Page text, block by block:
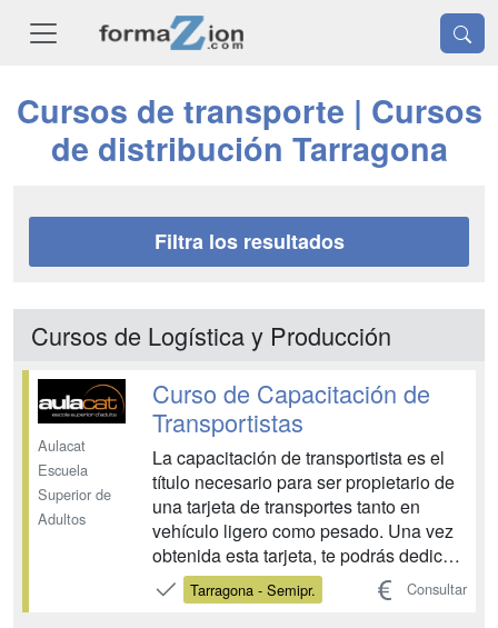
Cursos de transporte | Cursos
de distribución Tarragona
Filtra los resultados
Cursos de Logística y Producción
Aulacat
Escuela
Superior de
Adultos
Curso de Capacitación de
Transportistas
La capacitación de transportista es el
título necesario para ser propietario de
una tarjeta de transportes tanto en
vehículo ligero como pesado. Una vez
obtenida esta tarjeta, te podrás dedicar
a la actividad del transporte público de
mercancías interior e internacional por
Tarragona - Semipr. Consultar